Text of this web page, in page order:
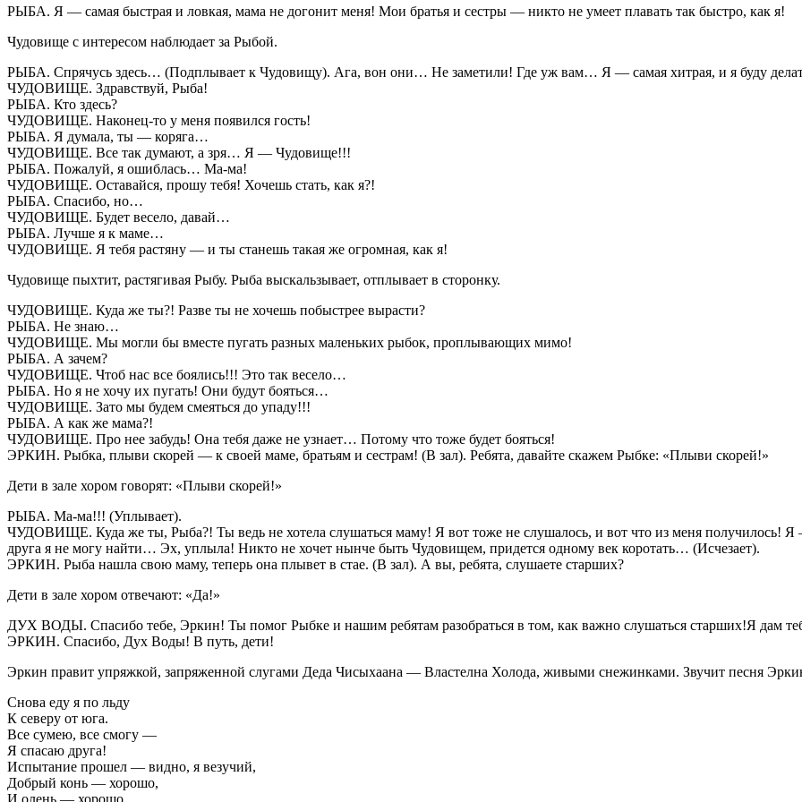
РЫБА. Я — самая быстрая и ловкая, мама не догонит меня! Мои братья и сестры — никто не умеет плавать так быстро, как я!
Чудовище с интересом наблюдает за Рыбой.
РЫБА. Спрячусь здесь… (Подплывает к Чудовищу). Ага, вон они… Не заметили! Где уж вам… Я — самая хитрая, и я буду
ЧУДОВИЩЕ. Здравствуй, Рыба!
РЫБА. Кто здесь?
ЧУДОВИЩЕ. Наконец-то у меня появился гость!
РЫБА. Я думала, ты — коряга…
ЧУДОВИЩЕ. Все так думают, а зря… Я — Чудовище!!!
РЫБА. Пожалуй, я ошиблась… Ма-ма!
ЧУДОВИЩЕ. Оставайся, прошу тебя! Хочешь стать, как я?!
РЫБА. Спасибо, но…
ЧУДОВИЩЕ. Будет весело, давай…
РЫБА. Лучше я к маме…
ЧУДОВИЩЕ. Я тебя растяну — и ты станешь такая же огромная, как я!
Чудовище пыхтит, растягивая Рыбу. Рыба выскальзывает, отплывает в сторонку.
ЧУДОВИЩЕ. Куда же ты?! Разве ты не хочешь побыстрее вырасти?
РЫБА. Не знаю…
ЧУДОВИЩЕ. Мы могли бы вместе пугать разных маленьких рыбок, проплывающих мимо!
РЫБА. А зачем?
ЧУДОВИЩЕ. Чтоб нас все боялись!!! Это так весело…
РЫБА. Но я не хочу их пугать! Они будут бояться…
ЧУДОВИЩЕ. Зато мы будем смеяться до упаду!!!
РЫБА. А как же мама?!
ЧУДОВИЩЕ. Про нее забудь! Она тебя даже не узнает… Потому что тоже будет бояться!
ЭРКИН. Рыбка, плыви скорей — к своей маме, братьям и сестрам! (В зал). Ребята, давайте скажем Рыбке: «Плыви скорей!»
Дети в зале хором говорят: «Плыви скорей!»
РЫБА. Ма-ма!!! (Уплывает).
ЧУДОВИЩЕ. Куда же ты, Рыба?! Ты ведь не хотела слушаться маму! Я вот тоже не слушалось, и вот что из меня получилось!
друга я не могу найти… Эх, уплыла! Никто не хочет нынче быть Чудовищем, придется одному век коротать… (Исчезает).
ЭРКИН. Рыба нашла свою маму, теперь она плывет в стае. (В зал). А вы, ребята, слушаете старших?
Дети в зале хором отвечают: «Да!»
ДУХ ВОДЫ. Спасибо тебе, Эркин! Ты помог Рыбке и нашим ребятам разобраться в том, как важно слушаться старших!Я дам
ЭРКИН. Спасибо, Дух Воды! В путь, дети!
Эркин правит упряжкой, запряженной слугами Деда Чисыхаана — Властелна Холода, живыми снежинками. Звучит песня
Снова еду я по льду
К северу от юга.
Все сумею, все смогу —
Я спасаю друга!
Испытание прошел — видно, я везучий,
Добрый конь — хорошо,
И олень — хорошо,